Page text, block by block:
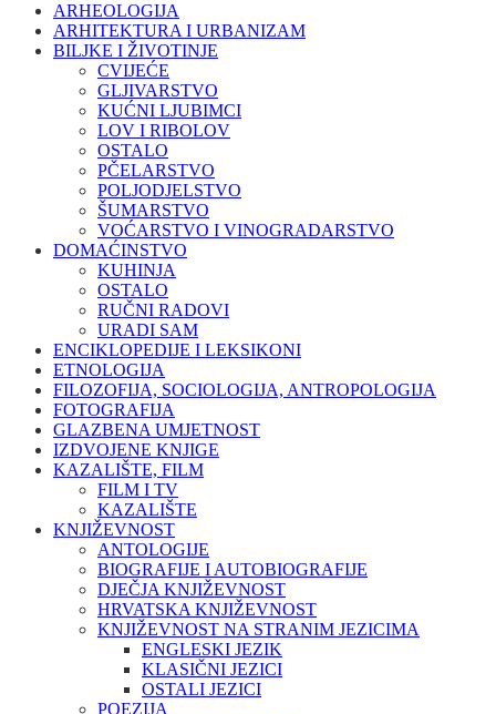
ARHEOLOGIJA
ARHITEKTURA I URBANIZAM
BILJKE I ŽIVOTINJE
CVIJEĆE
GLJIVARSTVO
KUĆNI LJUBIMCI
LOV I RIBOLOV
OSTALO
PČELARSTVO
POLJODJELSTVO
ŠUMARSTVO
VOĆARSTVO I VINOGRADARSTVO
DOMAĆINSTVO
KUHINJA
OSTALO
RUČNI RADOVI
URADI SAM
ENCIKLOPEDIJE I LEKSIKONI
ETNOLOGIJA
FILOZOFIJA, SOCIOLOGIJA, ANTROPOLOGIJA
FOTOGRAFIJA
GLAZBENA UMJETNOST
IZDVOJENE KNJIGE
KAZALIŠTE, FILM
FILM I TV
KAZALIŠTE
KNJIŽEVNOST
ANTOLOGIJE
BIOGRAFIJE I AUTOBIOGRAFIJE
DJEČJA KNJIŽEVNOST
HRVATSKA KNJIŽEVNOST
KNJIŽEVNOST NA STRANIM JEZICIMA
ENGLESKI JEZIK
KLASIČNI JEZICI
OSTALI JEZICI
POEZIJA